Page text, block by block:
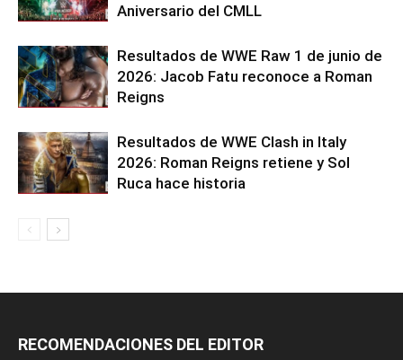
Aniversario del CMLL
Resultados de WWE Raw 1 de junio de
2026: Jacob Fatu reconoce a Roman
Reigns
Resultados de WWE Clash in Italy
2026: Roman Reigns retiene y Sol
Ruca hace historia
RECOMENDACIONES DEL EDITOR